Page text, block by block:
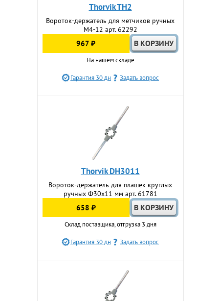
Thorvik TH2
Вороток-держатель для метчиков ручных
M4-12 арт. 62292
967 ₽
На нашем складе
Гарантия 30 дн Задать вопрос
Thorvik DH3011
Вороток-держатель для плашек круглых
ручных Ф30х11 мм арт. 61781
658 ₽
Склад поставщика, отгрузка 3 дня
Гарантия 30 дн Задать вопрос